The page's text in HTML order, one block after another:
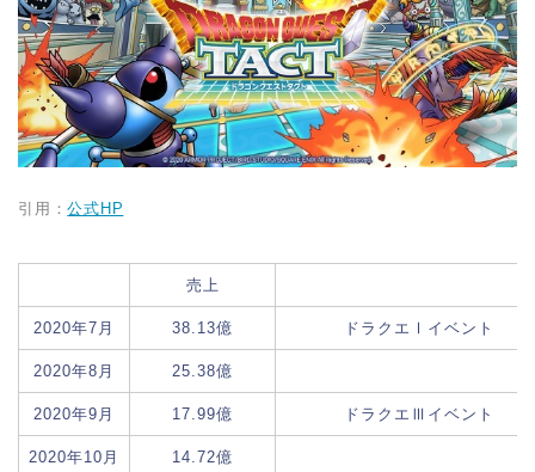
引用：公式HP
売上
2020年7月 38.13億 ドラクエⅠイベント
2020年8月 25.38億
2020年9月 17.99億 ドラクエⅢイベント
2020年10月 14.72億